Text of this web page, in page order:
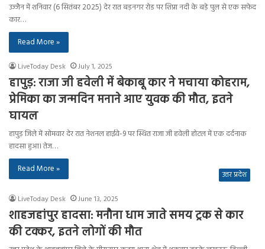
उज्जैन में शनिवार (6 सितंबर 2025) देर रात बड़नगर रोड पर शिप्रा नदी के बड़े पुल से एक सफेद
कार…
Read More »
LiveToday Desk July 1, 2025
हापुड़: राजा जी हवेली में बेकाबू कार ने मचाया कोहराम,
प्रेमिका का जन्मदिन मनाने आए युवक की मौत, इतने
घायल
हापुड़ जिले में सोमवार देर रात नेशनल हाईवे-9 पर स्थित राजा जी हवेली होटल में एक दर्दनाक
हादसा हुआ। तेज…
Read More »
उत्तर प्रदेश
LiveToday Desk June 13, 2025
शाहजहांपुर हादसा: मनौना धाम जाते समय ट्रक से कार
की टक्कर, इतने लोगों की मौत